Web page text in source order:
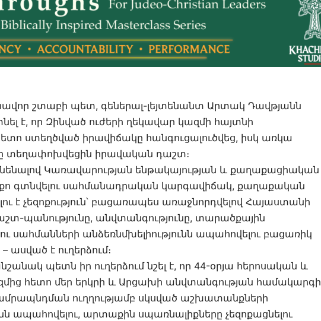
շտաբի պետ, գեներալ-լեյտենանտ Արտակ Դավթյանն
է, որ Զինված ուժերի ղեկավար կազմի հայտնի
ստեղծված իրավիճակը հանգուցալուծվեց, իսկ առկա
տեղափոխվեցին իրավական դաշտ։
Կառավարության ենթակայության և քաղաքացիական
գտնվելու սահմանադրական կարգավիճակ, քաղաքական
է չեզոքություն՝ բացառապես առաջնորդվելով Հայաստանի
պանությունը, անվտանգությունը, տարածքային
սահմանների անձեռնմխելիությունն ապահովելու բացառիկ
է ուղերձում։
պետն իր ուղերձում նշել է, որ 44-օրյա հերոսական և
հետո մեր երկրի և Արցախի անվտանգության համակարգի
ուղղությամբ սկսված աշխատանքների
ապահովելու, արտաքին սպառնալիքները չեզոքացնելու